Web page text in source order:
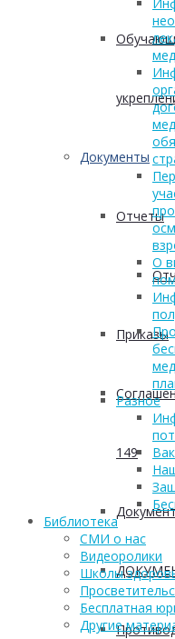
Документы
Отчеты
Приказы
149
О
Разное
Библиотека
СМИ о нас
Видеоролики
Школы
Бесплатная
Другие